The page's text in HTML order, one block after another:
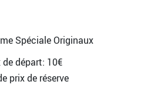
Spéciale Originaux
de départ: 10€
prix de réserve